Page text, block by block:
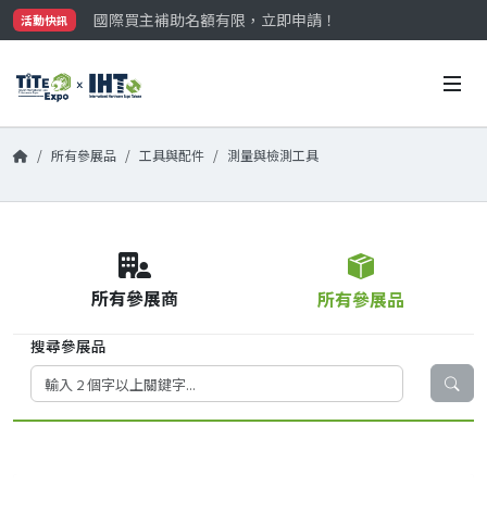
活動快訊
國際買主補助名額有限，立即申請！
參觀門票開放申請中‼️
國際買主補助名額有限，立即申請！
所有參展品 工具與配件 測量與檢測工具
所有參展商 所有參展品
搜尋參展品